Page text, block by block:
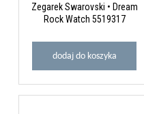
Zegarek Swarovski • Dream
Rock Watch 5519317
dodaj do koszyka